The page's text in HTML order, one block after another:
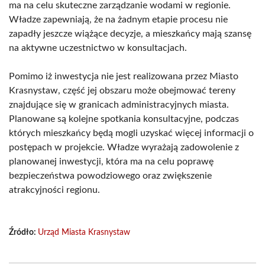
ma na celu skuteczne zarządzanie wodami w regionie.
Władze zapewniają, że na żadnym etapie procesu nie
zapadły jeszcze wiążące decyzje, a mieszkańcy mają szansę
na aktywne uczestnictwo w konsultacjach.
Pomimo iż inwestycja nie jest realizowana przez Miasto
Krasnystaw, część jej obszaru może obejmować tereny
znajdujące się w granicach administracyjnych miasta.
Planowane są kolejne spotkania konsultacyjne, podczas
których mieszkańcy będą mogli uzyskać więcej informacji o
postępach w projekcie. Władze wyrażają zadowolenie z
planowanej inwestycji, która ma na celu poprawę
bezpieczeństwa powodziowego oraz zwiększenie
atrakcyjności regionu.
Źródło: Urząd Miasta Krasnystaw